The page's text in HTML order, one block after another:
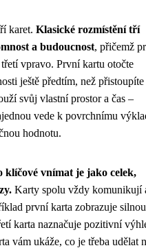
karet. Klasické rozmístění tří
a budoucnost, přičemž
vpravo. První kartu otočte
ještě předtím, než
svůj vlastní prostor a čas –
vede k povrchnímu
hodnotu.
vnímat je jako celek,
Karty spolu vždy komunikují
první karta zobrazuje silnou
karta naznačuje pozitivní
vám ukáže, co je třeba udělat